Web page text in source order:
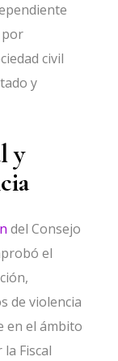
por
civil
y
y
del Consejo
el
de violencia
en el ámbito
Fiscal